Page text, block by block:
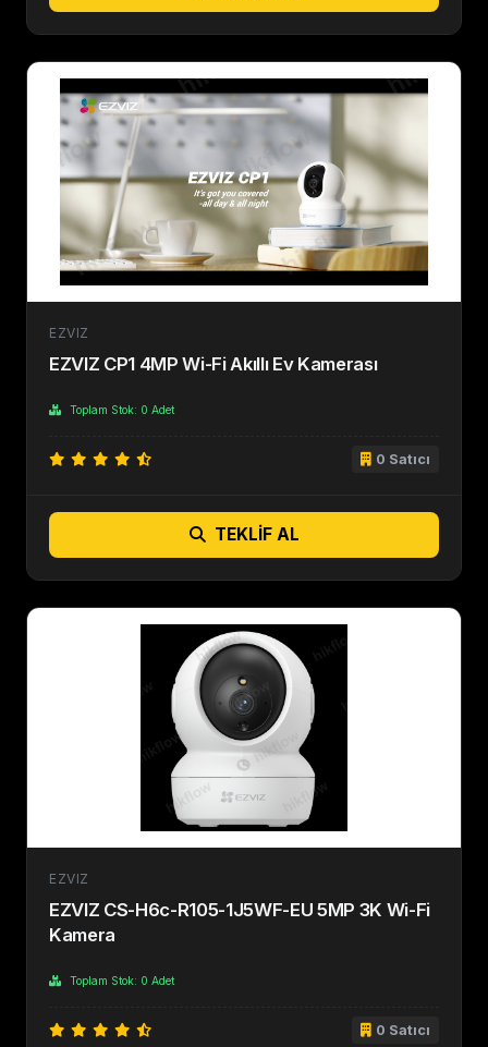
EZVIZ
EZVIZ CP1 4MP Wi-Fi Akıllı Ev Kamerası
Toplam Stok: 0 Adet
0 Satıcı
TEKLIF AL
EZVIZ
EZVIZ CS-H6c-R105-1J5WF-EU 5MP 3K Wi-Fi
Kamera
Toplam Stok: 0 Adet
0 Satıcı